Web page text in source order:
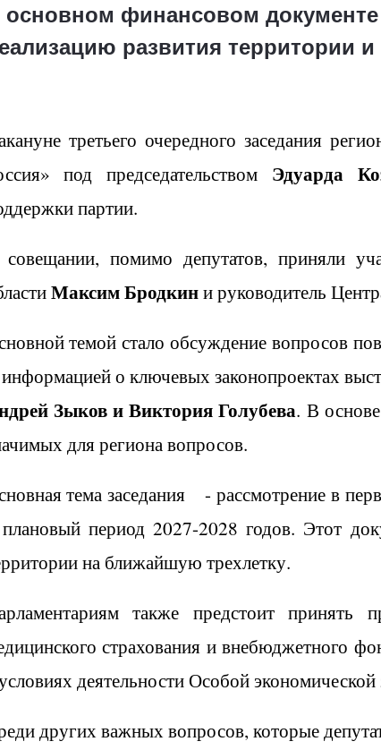
основном финансовом
развития территории
третьего очередного заседания
под председательством Эдуарда
партии.
помимо депутатов, приняли
Максим Бродкини руководитель
темой стало обсуждение вопросов
о ключевых законопроектах
Зыков и Виктория Голубева. В
для региона вопросов.
тема заседания
- рассмотрение в
период 2027-2028 годов. Этот
на ближайшую трехлетку.
также предстоит принять
страхования и внебюджетного
деятельности Особой
других важных вопросов, которые